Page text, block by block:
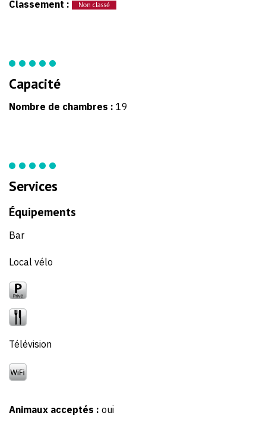
Classement :
Capacité
Nombre de chambres : 19
Services
Équipements
Bar
Local vélo
Télévision
Animaux acceptés : oui